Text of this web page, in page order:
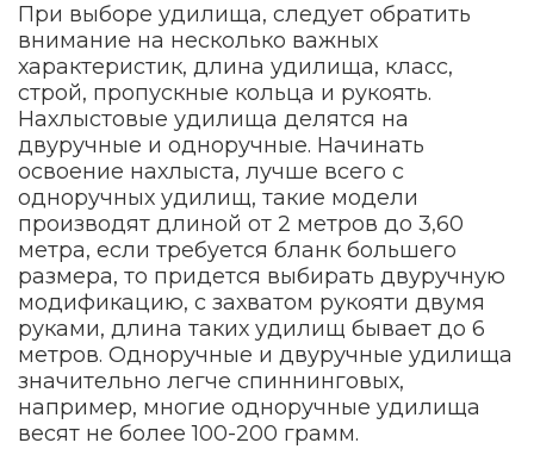
При выборе удилища, следует обратить
внимание на несколько важных
характеристик, длина удилища, класс,
строй, пропускные кольца и рукоять.
Нахлыстовые удилища делятся на
двуручные и одноручные. Начинать
освоение нахлыста, лучше всего с
одноручных удилищ, такие модели
производят длиной от 2 метров до 3,60
метра, если требуется бланк большего
размера, то придется выбирать двуручную
модификацию, с захватом рукояти двумя
руками, длина таких удилищ бывает до 6
метров. Одноручные и двуручные удилища
значительно легче спиннинговых,
например, многие одноручные удилища
весят не более 100-200 грамм.